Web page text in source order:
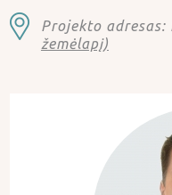
Projekto adresas:
žemėlapį)